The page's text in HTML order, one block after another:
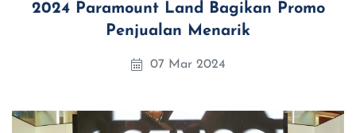
2024 Paramount Land Bagikan Promo
Penjualan Menarik
07 Mar 2024